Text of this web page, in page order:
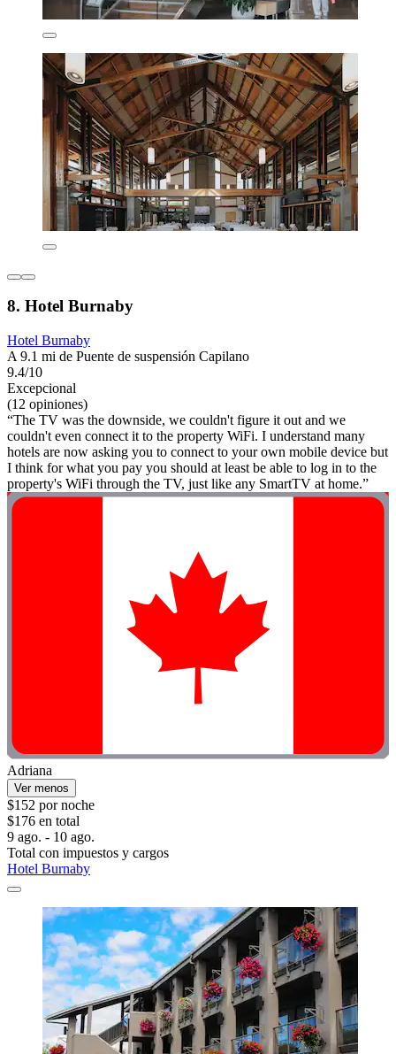
8. Hotel Burnaby
Hotel Burnaby
A 9.1 mi de Puente de suspensión Capilano
9.4/10
Excepcional
(12 opiniones)
“The TV was the downside, we couldn't figure it out and we
couldn't even connect it to the property WiFi. I understand many
hotels are now asking you to connect to your own mobile device but
I think for what you pay you should at least be able to log in to the
property's WiFi through the TV, just like any SmartTV at home.”
Adriana
Ver menos
$152 por noche
$176 en total
9 ago. - 10 ago.
Total con impuestos y cargos
Hotel Burnaby